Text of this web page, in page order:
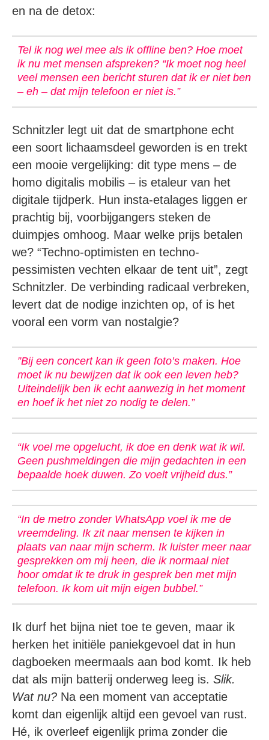
en na de detox:
Tel ik nog wel mee als ik offline ben? Hoe moet
ik nu met mensen afspreken? “Ik moet nog heel
veel mensen een bericht sturen dat ik er niet ben
– eh – dat mijn telefoon er niet is.”
Schnitzler legt uit dat de smartphone echt
een soort lichaamsdeel geworden is en trekt
een mooie vergelijking: dit type mens – de
homo digitalis mobilis – is etaleur van het
digitale tijdperk. Hun insta-etalages liggen er
prachtig bij, voorbijgangers steken de
duimpjes omhoog. Maar welke prijs betalen
we? “Techno-optimisten en techno-
pessimisten vechten elkaar de tent uit”, zegt
Schnitzler. De verbinding radicaal verbreken,
levert dat de nodige inzichten op, of is het
vooral een vorm van nostalgie?
”Bij een concert kan ik geen foto’s maken. Hoe
moet ik nu bewijzen dat ik ook een leven heb?
Uiteindelijk ben ik echt aanwezig in het moment
en hoef ik het niet zo nodig te delen.”
“Ik voel me opgelucht, ik doe en denk wat ik wil.
Geen pushmeldingen die mijn gedachten in een
bepaalde hoek duwen. Zo voelt vrijheid dus.”
“In de metro zonder WhatsApp voel ik me de
vreemdeling. Ik zit naar mensen te kijken in
plaats van naar mijn scherm. Ik luister meer naar
gesprekken om mij heen, die ik normaal niet
hoor omdat ik te druk in gesprek ben met mijn
telefoon. Ik kom uit mijn eigen bubbel.”
Ik durf het bijna niet toe te geven, maar ik
herken het initiële paniekgevoel dat in hun
dagboeken meermaals aan bod komt. Ik heb
dat als mijn batterij onderweg leeg is. Slik.
Wat nu? Na een moment van acceptatie
komt dan eigenlijk altijd een gevoel van rust.
Hé, ik overleef eigenlijk prima zonder die